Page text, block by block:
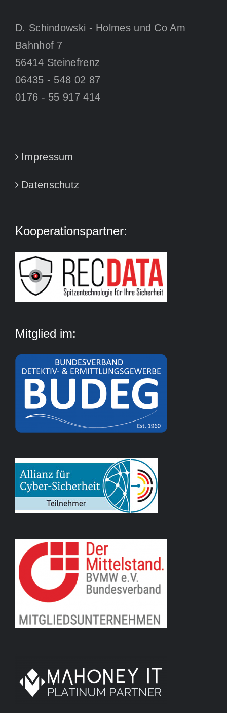
D. Schindowski - Holmes und Co Am
Bahnhof 7
56414 Steinefrenz
06435 - 548 02 87
0176 - 55 917 414
Impressum
Datenschutz
Kooperationspartner:
Mitglied im: